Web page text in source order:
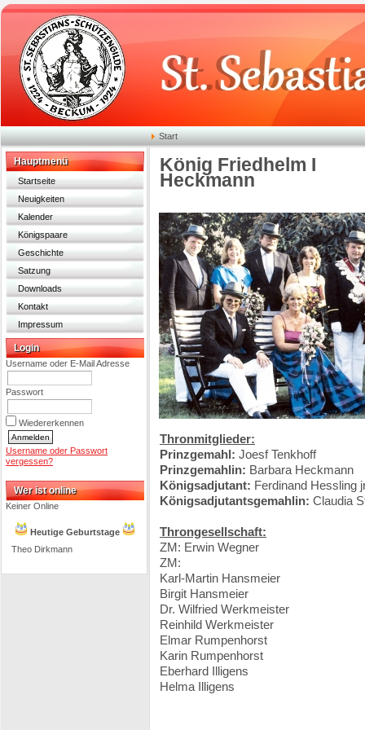
Start
Hauptmenü
Startseite
Neuigkeiten
Kalender
Königspaare
Geschichte
Satzung
Downloads
Kontakt
Impressum
Login
Username oder E-Mail Adresse
Passwort
Wiedererkennen
Username oder Passwort
vergessen?
Wer ist online
Keiner Online
Heutige Geburtstage
Theo Dirkmann
König Friedhelm I
Heckmann
Thronmitglieder:
Prinzgemahl: Joesf Tenkhoff
Prinzgemahlin: Barbara Heckmann
Königsadjutant: Ferdinand Hessling
Königsadjutantsgemahlin: Claudia
Throngesellschaft:
ZM: Erwin Wegner
ZM:
Karl-Martin Hansmeier
Birgit Hansmeier
Dr. Wilfried Werkmeister
Reinhild Werkmeister
Elmar Rumpenhorst
Karin Rumpenhorst
Eberhard Illigens
Helma Illigens